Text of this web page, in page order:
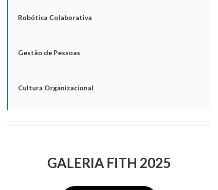
Robótica Colaborativa
Gestão de Pessoas
Cultura Organizacional
GALERIA FITH 2025